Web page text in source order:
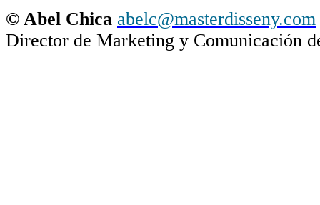
© Abel Chica abelc@masterdisseny.com
Director de Marketing y Comunicación